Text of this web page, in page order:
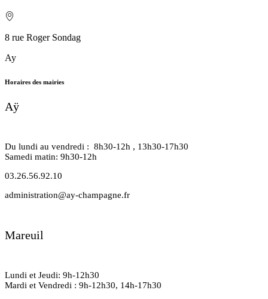
8 rue Roger Sondag
Ay
Horaires des mairies
Aÿ
Du lundi au vendredi : 8h30-12h , 13h30-17h30
Samedi matin: 9h30-12h
03.26.56.92.10
administration@ay-champagne.fr
Mareuil
Lundi et Jeudi: 9h-12h30
Mardi et Vendredi : 9h-12h30, 14h-17h30